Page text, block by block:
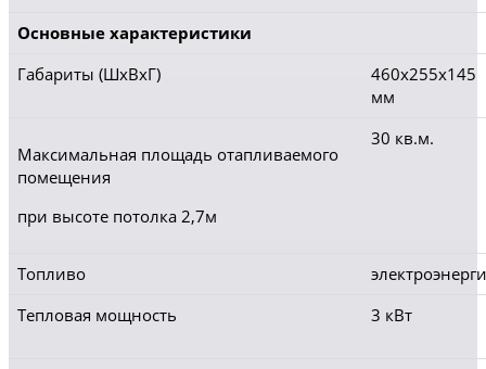
Основные характеристики
Габариты (ШхВхГ)
460x255x145
мм
Максимальная площадь отапливаемого
помещения
при высоте потолка 2,7м
30 кв.м.
Топливо
Тепловая мощность
3 кВт